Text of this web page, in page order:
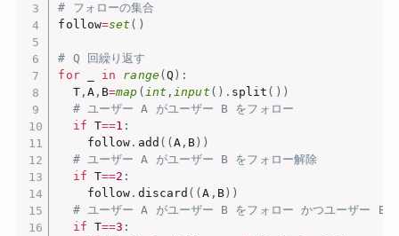
# フォローの集合
follow=set ( )
# Q 回繰り返す
for _ in range( Q ) :
  T
, A, B=map ( int ,input ( ) . split ( ) )
# ユーザー A がユーザー B をフォロー
if T==1 :
    follow
. add ( (A , B ) )
# ユーザー A がユーザー B をフォロー解除
if T==2 :
    follow
. discard ( (A , B) )
# ユーザー A がユーザー B をフォロー かつユーザー B
if T==3 :